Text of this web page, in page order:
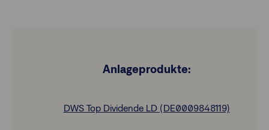
Anlageprodukte:
DWS Top Dividende LD (DE0009848119)